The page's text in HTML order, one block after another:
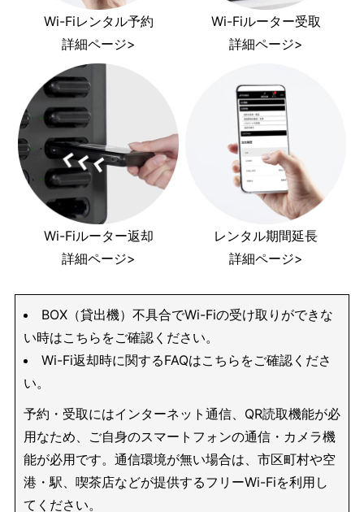
Wi-Fiレンタル予約
詳細ページ>
Wi-Fiルーター受取
詳細ページ>
Wi-Fiルーター返却
詳細ページ>
レンタル期間延長
詳細ページ>
BOX（貸出機）不具合でWi-Fiの受け取りができな
い時はこちらをご確認ください。
Wi-Fi返却時に関するFAQはこちらをご確認くださ
い。
予約・受取にはインターネット通信、QR読取機能が必
用なため、ご自身のスマートフォンの通信・カメラ機
能が必用です。通信環境が無い場合は、市区町村や空
港・駅、喫茶店などが提供するフリーWi-Fiを利用し
てください。